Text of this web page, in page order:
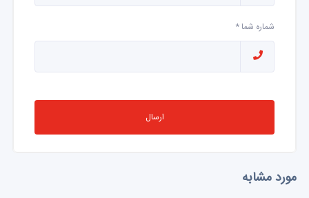
شماره شما *
ارسال
مورد مشابه